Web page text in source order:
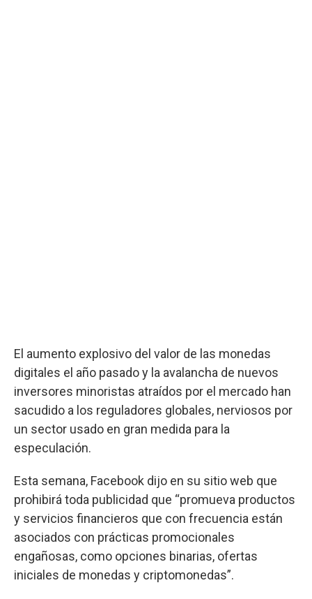
El aumento explosivo del valor de las monedas
digitales el año pasado y la avalancha de nuevos
inversores minoristas atraídos por el mercado han
sacudido a los reguladores globales, nerviosos por
un sector usado en gran medida para la
especulación.
Esta semana, Facebook dijo en su sitio web que
prohibirá toda publicidad que “promueva productos
y servicios financieros que con frecuencia están
asociados con prácticas promocionales
engañosas, como opciones binarias, ofertas
iniciales de monedas y criptomonedas”.